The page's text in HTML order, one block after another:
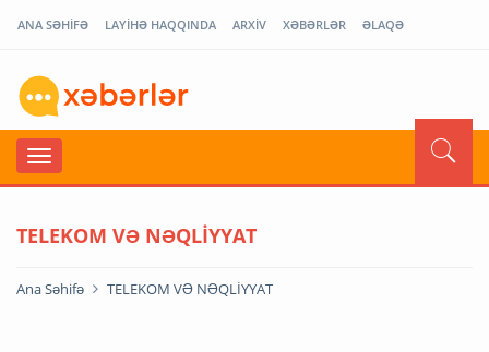
ANA SƏHİFƏ LAYİHƏ HAQQINDA ARXİV XƏBƏRLƏR ƏLAQƏ
TELEKOM VƏ NƏQLİYYAT
Ana Səhifə TELEKOM VƏ NƏQLİYYAT